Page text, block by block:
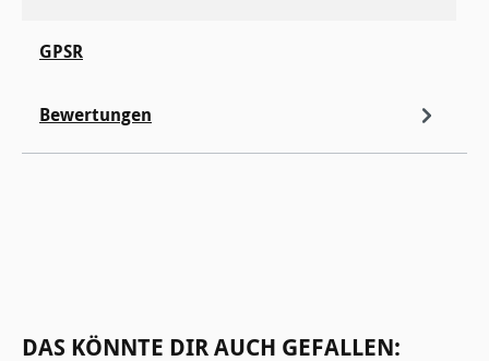
GPSR
Bewertungen
DAS KÖNNTE DIR AUCH GEFALLEN: